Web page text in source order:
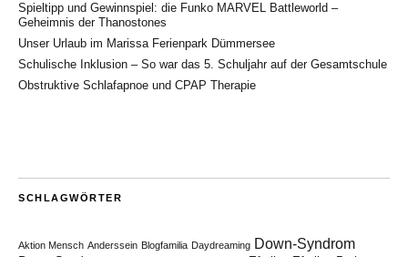
Spieltipp und Gewinnspiel: die Funko MARVEL Battleworld –
Geheimnis der Thanostones
Unser Urlaub im Marissa Ferienpark Dümmersee
Schulische Inklusion – So war das 5. Schuljahr auf der Gesamtschule
Obstruktive Schlafapnoe und CPAP Therapie
SCHLAGWÖRTER
Aktion Mensch Anderssein Blogfamilia Daydreaming Down-Syndrom